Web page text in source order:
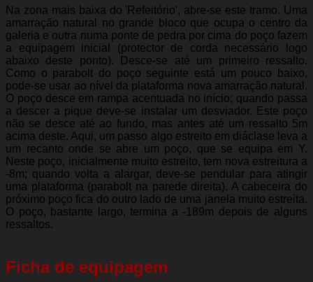
Na zona mais baixa do 'Refeitório', abre-se este tramo. Uma
amarração natural no grande bloco que ocupa o centro da
galeria e outra numa ponte de pedra por cima do poço fazem
a equipagem inicial (protector de corda necessário logo
abaixo deste ponto). Desce-se até um primeiro ressalto.
Como o parabolt do poço seguinte está um pouco baixo,
pode-se usar ao nível da plataforma nova amarração natural.
O poço desce em rampa acentuada no início; quando passa
a descer a pique deve-se instalar um desviador. Este poço
não se desce até ao fundo, mas antes até um ressalto 5m
acima deste. Aqui, um passo algo estreito em diáclase leva a
um recanto onde se abre um poço, que se equipa em Y.
Neste poço, inicialmente muito estreito, tem nova estreitura a
-8m; quando volta a alargar, deve-se pendular para atingir
uma plataforma (parabolt na parede direita). A cabeceira do
próximo poço fica do outro lado de uma janela muito estreita.
O poço, bastante largo, termina a -189m depois de alguns
ressaltos.
Ficha de equipagem